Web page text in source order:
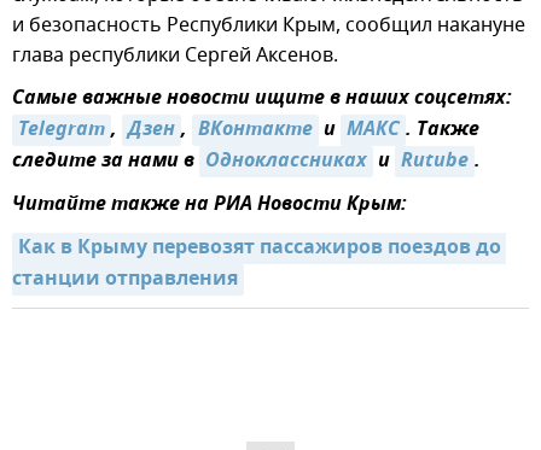
и безопасность Республики Крым, сообщил накануне
глава республики Сергей Аксенов.
Самые важные новости ищите в наших соцсетях:
Telegram, Дзен, ВКонтакте и MAКС. Также
следите за нами в Одноклассниках и Rutube.
Читайте также на РИА Новости Крым:
Как в Крыму перевозят пассажиров поездов до
станции отправления